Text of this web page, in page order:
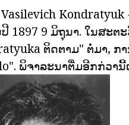
Kondratyuk
ປີ 1897 9 ມິຖຸນາ. ໃນສະ
ຕິດຕາມ" ຕໍ່ມາ, ກ
ພິຈາລະນາຕື່ມອີກກ່ວາ